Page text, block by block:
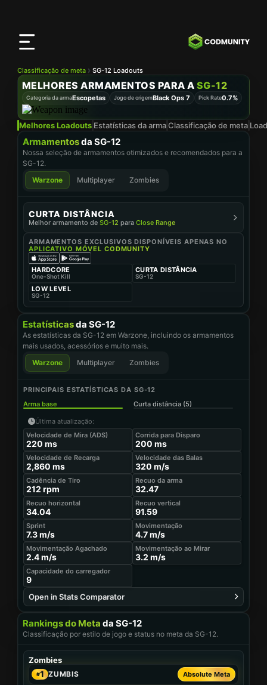
Classificação de meta SG-12 Loadouts
MELHORES ARMAMENTOS PARA A SG-12
Categoria da armaEscopetas Jogo de origemBlack Ops 7 Pick Rate0.7%
Melhores Loadouts Estatísticas da armaClassificação de meta
Armamentosda SG-12
Nossa seleção de armamentos otimizados e recomendados para a
SG-12.
Warzone
Multiplayer Zombies
CURTA DISTÂNCIA
Melhor armamento de SG-12 para Close Range
SUPRESSOR MONOLITICO
Boca
CANO HAWKER REACH 20"
Cano
EMPUNHADURA LTI DAWNVOID
LASER QUADRADO DE CONVERGÊNCIA
Laser
GATILHO LW
Fire Mods
Última atualização
ARMAMENTOS EXCLUSIVOS DISPONÍVEIS APENAS NO
APLICATIVO MÓVEL CODMUNITY
HARDCORE
One-Shot Kill
CURTA DISTÂNCIA
SG-12
LOW LEVEL
SG-12
Estatísticasda SG-12
As estatísticas da SG-12 em Warzone, incluindo os armamentos
mais usados, acessórios e muito mais.
Warzone
Multiplayer Zombies
PRINCIPAIS ESTATÍSTICAS DA SG-12
Arma base
Curta distância (5)
Última atualização:
Velocidade de Mira (ADS)
220 ms
Corrida para Disparo
200 ms
Velocidade de Recarga
2,860 ms
Velocidade das Balas
320 m/s
Cadência de Tiro
212 rpm
Recuo da arma
32.47
Recuo horizontal
34.04
Recuo vertical
91.59
Sprint
7.3m/s
Movimentação
4.7m/s
Movimentação Agachado
2.4m/s
Movimentação ao Mirar
3.2 m/s
Capacidade do carregador
9
Open in Stats Comparator
Rankings do Meta da SG-12
Classificação por estilo de jogo e status no meta da SG-12.
Zombies
#1 ZUMBIS Absolute Meta